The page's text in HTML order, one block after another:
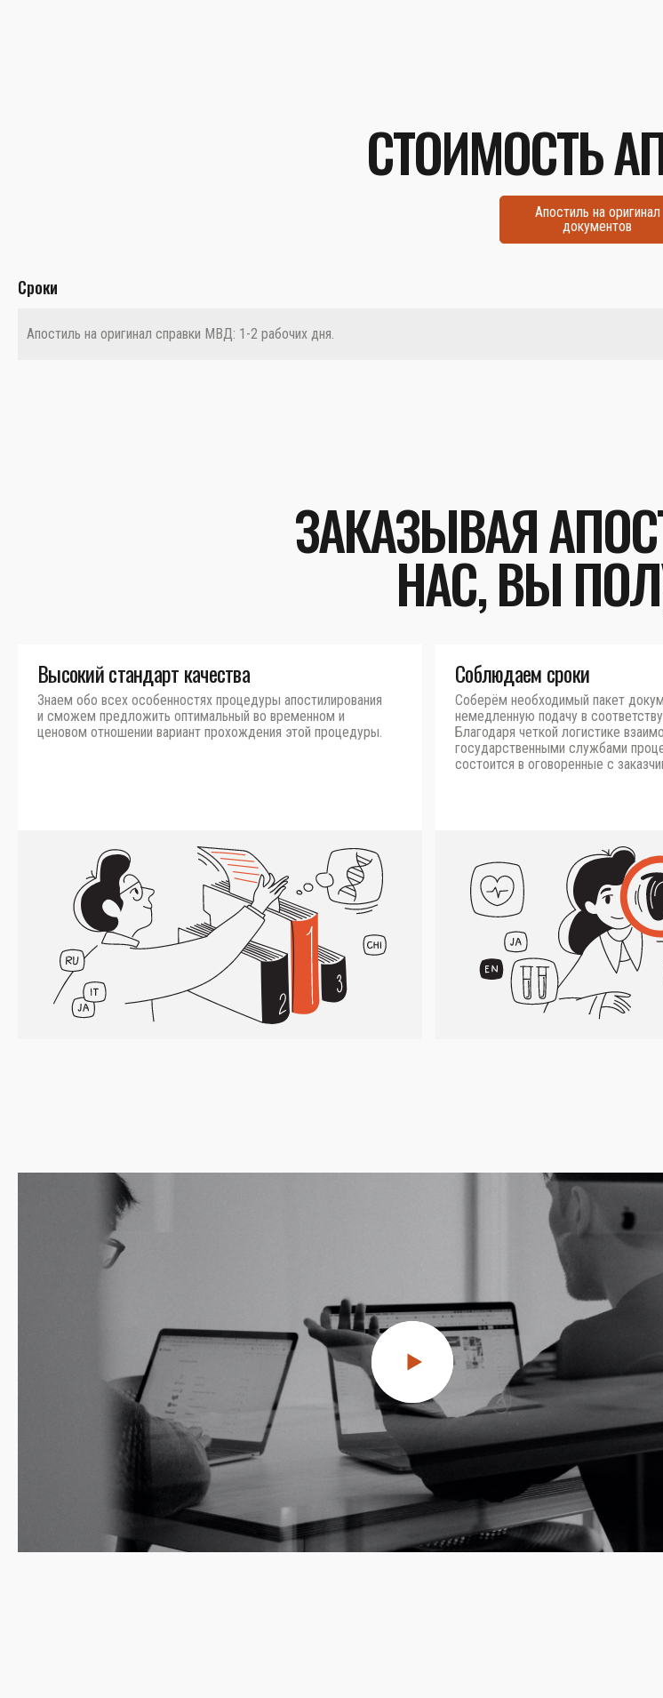
СТОИМОСТЬ
Апостиль на оригинал
документов
Сроки
Апостиль на оригинал справки МВД: 1-2 рабочих дня.
ЗАКАЗЫВАЯ
НАС, ВЫ
Высокий стандарт качества
Знаем обо всех особенностях процедуры апостилирования
и сможем предложить оптимальный во временном и
ценовом отношении вариант прохождения этой процедуры.
Соблюдаем сроки
Соберём необходимый пакет
немедленную подачу в
Благодаря четкой логистике
государственными службами
состоится в оговоренные с